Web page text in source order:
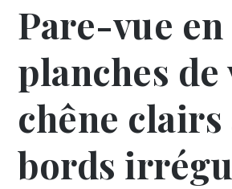
Pare-vue en
planches de
chêne clairs
bords